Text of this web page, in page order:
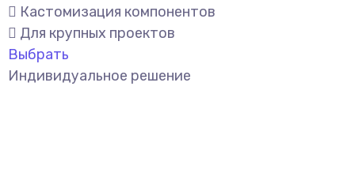
Кастомизация компонентов
Для крупных проектов
Выбрать
Индивидуальное решение